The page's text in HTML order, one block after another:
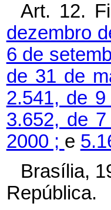
Art. 12.
dezembro
6 de
de 31 de
2.541, de
3.652, de
2000 ; e
Brasília,
República.